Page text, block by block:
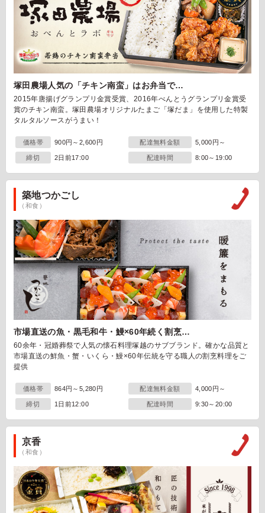
塚田農場人気の「チキン南蛮」はお弁当で…
2015年唐揚げグランプリ金賞受賞、2016年べんとうグランプリ金賞受
賞のチキン南蛮。塚田農場オリジナルたまご「塚だま」を使用した特製
タルタルソースがうまい！
価格帯 900円～2,600円 配達無料金額 5,000円～
締切 2日前17:00 配達時間 8:00～19:00
築地つかごし
（和食）
市場直送の魚・黒毛和牛・鰻×60年続く割烹…
60余年・冠婚葬祭で人気の懐石料理塚越のサブブランド。確かな品質と
市場直送の鮮魚・蟹・いくら・鰻×60年伝統を守る職人の割烹料理をご
提供
価格帯 864円～5,280円 配達無料金額 4,000円～
締切 1日前12:00 配達時間 9:30～20:00
京香
（和食）